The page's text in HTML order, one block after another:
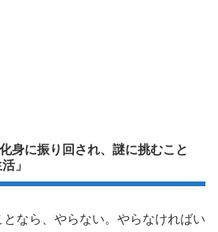
身に振り回され、謎に挑むこと
」
となら、やらない。やらなければい